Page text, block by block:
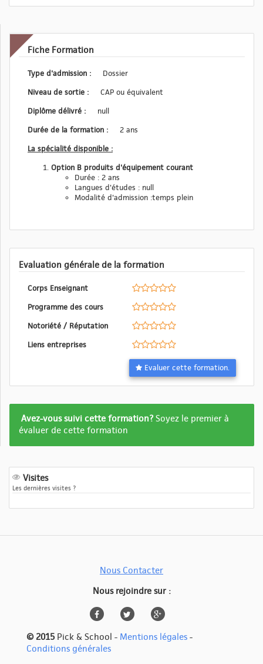
Fiche Formation
Type d'admission :
Dossier
Niveau de sortie :
CAP ou équivalent
Diplôme délivré :
null
Durée de la formation :
2 ans
La spécialité disponible :
Option B produits d'équipement courant
Durée : 2 ans
Langues d'études : null
Modalité d'admission :temps plein
Evaluation générale de la formation
Corps Enseignant
Programme des cours
Notoriété / Réputation
Liens entreprises
Evaluer cette formation.
Formation
pas
Avez-vous suivi cette formation?Soyez le premier à
évaluer de cette formation
Visites
Les dernières visites ?
Nous Contacter
Nous rejoindre sur :
© 2015 Pick & School - Mentions légales -
Conditions générales